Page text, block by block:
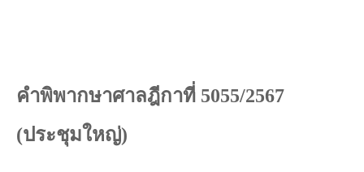
คำพิพากษาศาลฎีกาที่ 5055/2567
(ประชุมใหญ่)